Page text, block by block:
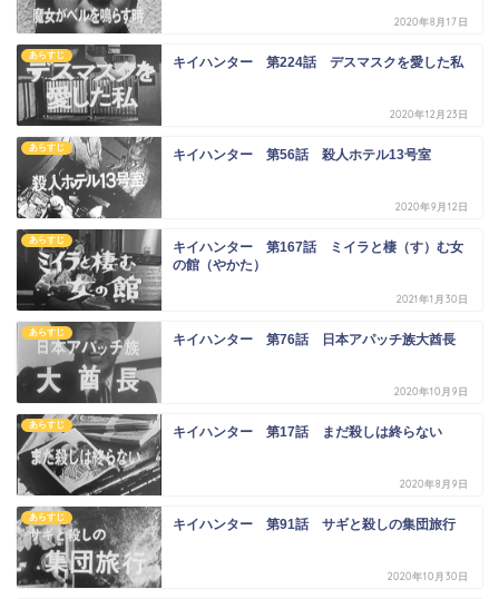
2020年8月17日
あらすじ キイハンター 第224話 デスマスクを愛した私
2020年12月23日
あらすじ キイハンター 第56話 殺人ホテル13号室
2020年9月12日
あらすじ
キイハンター 第167話 ミイラと棲（す）む女
の館（やかた）
2021年1月30日
あらすじ キイハンター 第76話 日本アパッチ族大酋長
2020年10月9日
あらすじ キイハンター 第17話 まだ殺しは終らない
2020年8月9日
あらすじ キイハンター 第91話 サギと殺しの集団旅行
2020年10月30日